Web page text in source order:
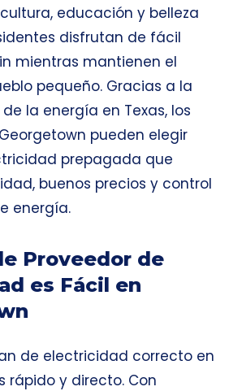
educación y belleza
disfrutan de fácil
mientras mantienen el
pequeño. Gracias a la
la energía en Texas, los
pueden elegir
prepagada que
buenos precios y control
energía.
Proveedor de
es Fácil en
de electricidad correcto en
rápido y directo. Con